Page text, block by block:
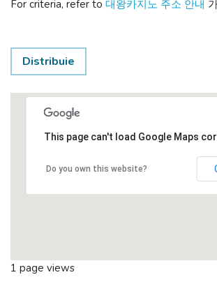
For criteria, refer to 대왕카지노 주소 안내
Distribuie
This page can't load Google Maps
Do you own this website?
1 page views